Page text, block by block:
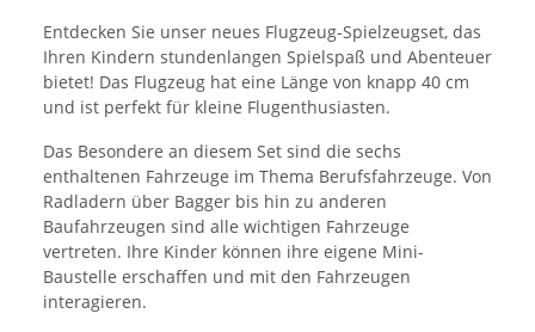
Entdecken Sie unser neues Flugzeug-Spielzeugset, das
Ihren Kindern stundenlangen Spielspaß und Abenteuer
bietet! Das Flugzeug hat eine Länge von knapp 40 cm
und ist perfekt für kleine Flugenthusiasten.
Das Besondere an diesem Set sind die sechs
enthaltenen Fahrzeuge im Thema Berufsfahrzeuge. Von
Radladern über Bagger bis hin zu anderen
Baufahrzeugen sind alle wichtigen Fahrzeuge
vertreten. Ihre Kinder können ihre eigene Mini-
Baustelle erschaffen und mit den Fahrzeugen
interagieren.